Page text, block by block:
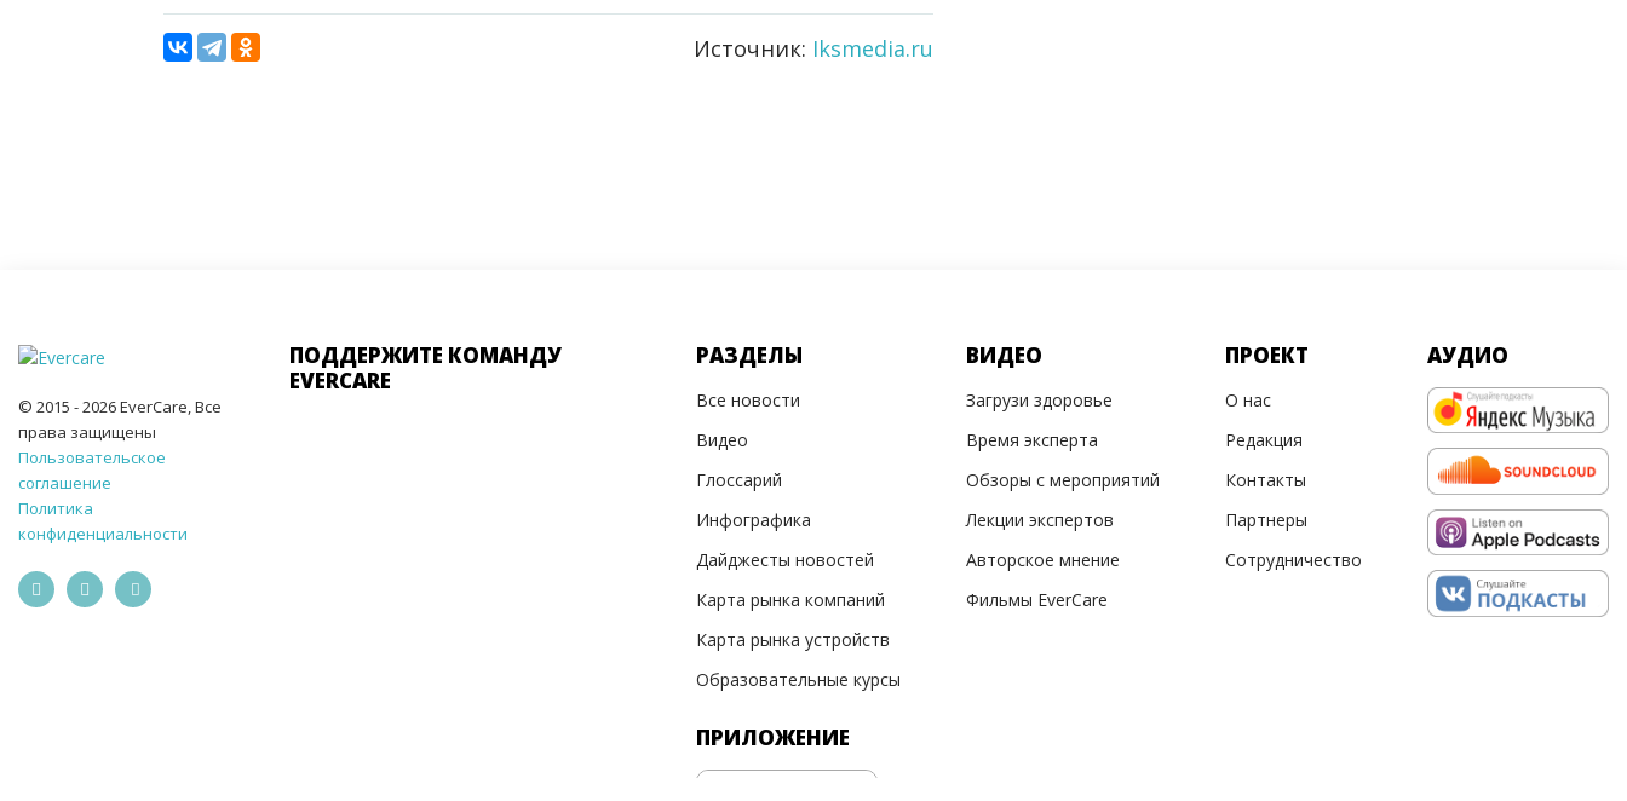
Источник: Iksmedia.ru
© 2015 - 2026 EverCare, Все
права защищены
Пользовательское
соглашение
Политика
конфиденциальности
ПОДДЕРЖИТЕ КОМАНДУ
EVERCARE
РАЗДЕЛЫ
Все новости
Видео
Глоссарий
Инфографика
Дайджесты новостей
Карта рынка компаний
Карта рынка устройств
Образовательные курсы
ПРИЛОЖЕНИЕ
ВИДЕО
Загрузи здоровье
Время эксперта
Обзоры с мероприятий
Лекции экспертов
Авторское мнение
Фильмы EverCare
ПРОЕКТ
О нас
Редакция
Контакты
Партнеры
Сотрудничество
АУДИО